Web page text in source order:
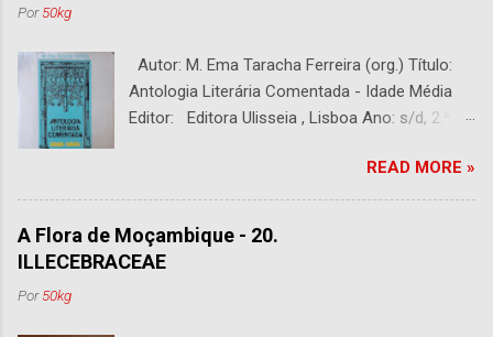
Por50kg
Autor: M. Ema Taracha Ferreira (org.) Título:
Antologia Literária Comentada - Idade Média
Editor: Editora Ulisseia , Lisboa Ano: s/d, 2.ª
Com alguns sublinhados a lapiseira. Usado.
Com 252 páginas.
READ MORE »
A Flora de Moçambique - 20.
ILLECEBRACEAE
Por50kg